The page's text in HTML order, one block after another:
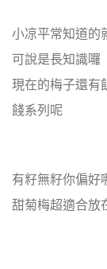
小凉平常知道的
可說是長知識囉
現在的梅子還有
餞系列呢
有籽無籽你偏好
甜菊梅超適合放